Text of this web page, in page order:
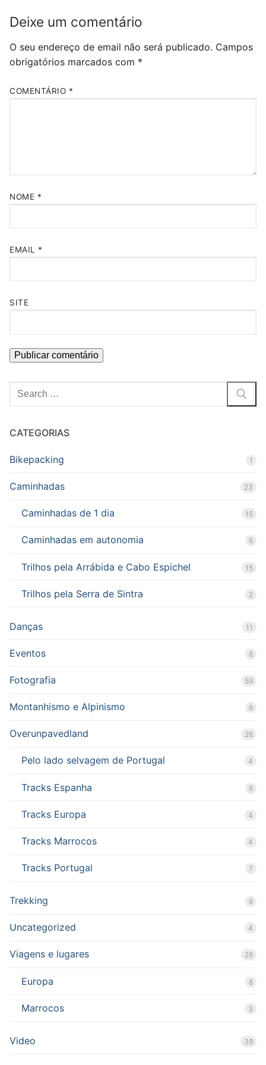
Deixe um comentário
O seu endereço de email não será publicado. Campos
obrigatórios marcados com *
COMENTÁRIO *
NOME *
EMAIL *
SITE
Pesquisar
por:
CATEGORIAS
Bikepacking 1
Caminhadas 23
Caminhadas de 1 dia 15
Caminhadas em autonomia 6
Trilhos pela Arrábida e Cabo Espichel 15
Trilhos pela Serra de Sintra 2
Danças 11
Eventos 6
Fotografia 59
Montanhismo e Alpinismo 6
Overunpavedland 26
Pelo lado selvagem de Portugal 4
Tracks Espanha 6
Tracks Europa 4
Tracks Marrocos 4
Tracks Portugal 7
Trekking 6
Uncategorized 4
Viagens e lugares 26
Europa 8
Marrocos 3
Video 39